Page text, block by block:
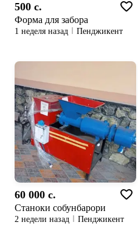
500 c.
Форма для забора
1 неделя назад Пенджикент
60 000 c.
Станоки собунбарори
2 недели назад Пенджикент